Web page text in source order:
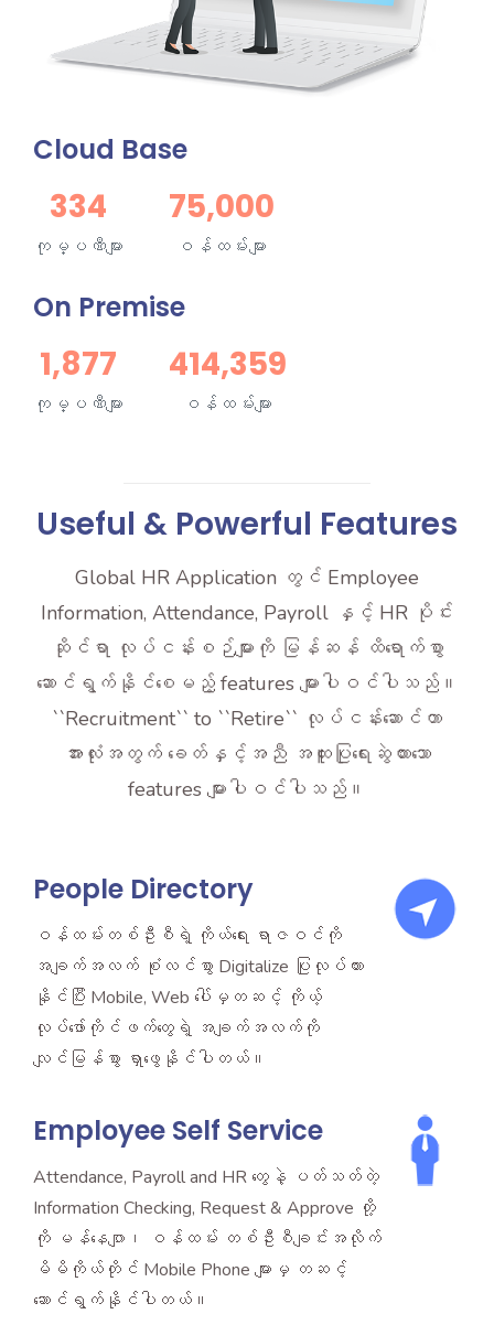
Cloud Base
334
ကုမ္ပဏီများ
75,000
ဝန်ထမ်းများ
On Premise
1,877
ကုမ္ပဏီများ
414,359
ဝန်ထမ်းများ
Useful & Powerful Features
Global HR Application တွင် Employee
Information, Attendance, Payroll နှင့် HR ပိုင်း
ဆိုင်ရာ လုပ်ငန်းစဉ်များကို မြန်ဆန် ထိရောက်စွာ
ဆောင်ရွက်နိုင်စေမည့် features များပါဝင်ပါသည်။
``Recruitment`` to ``Retire`` လုပ်ငန်းဆောင်တာ
အားလုံးအတွက် ခေတ်နှင့်အညီ အထူးပြုရေးဆွဲထားသော
features များပါဝင်ပါသည်။
People Directory
ဝန်ထမ်းတစ်ဦးစီရဲ့ ကိုယ်ရေး ရာဇဝင်ကို
အချက်အလက် စုံလင်စွာ Digitalize ပြုလုပ်ထား
နိုင်ပြီး Mobile, Web ပေါ်မှတဆင့် ကိုယ့်
လုပ်ဖော်ကိုင်ဖက်တွေရဲ့ အချက်အလက်ကို
လျင်မြန်စွာ ရှာဖွေနိုင်ပါတယ်။
Employee Self Service
Attendance, Payroll and HR တွေနဲ့ ပတ်သတ်တဲ့
Information Checking, Request & Approve တို့
ကို မန်နေဂျာ၊ ဝန်ထမ်း တစ်ဦးစီချင်းအလိုက်
မိမိကိုယ်တိုင် Mobile Phone များမှ တဆင့်
ဆောင်ရွက်နိုင်ပါတယ်။